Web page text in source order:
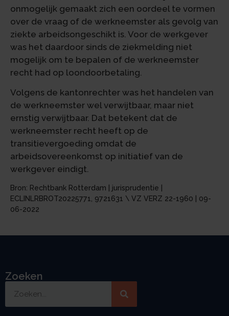
onmogelijk gemaakt zich een oordeel te vormen
over de vraag of de werkneemster als gevolg van
ziekte arbeidsongeschikt is. Voor de werkgever
was het daardoor sinds de ziekmelding niet
mogelijk om te bepalen of de werkneemster
recht had op loondoorbetaling.
Volgens de kantonrechter was het handelen van
de werkneemster wel verwijtbaar, maar niet
ernstig verwijtbaar. Dat betekent dat de
werkneemster recht heeft op de
transitievergoeding omdat de
arbeidsovereenkomst op initiatief van de
werkgever eindigt.
Bron: Rechtbank Rotterdam | jurisprudentie |
ECLINLRBROT20225771, 9721631 \ VZ VERZ 22-1960 | 09-
06-2022
Zoeken